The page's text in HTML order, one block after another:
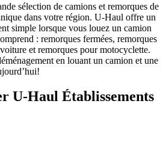
sélection de camions et remorques de
dans votre région. U-Haul offre un
simple lorsque vous louez un camion
: remorques fermées, remorques
et remorques pour motocyclette.
en louant un camion et une
U-Haul Établissements